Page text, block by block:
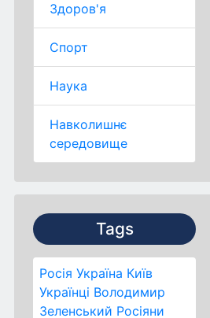
Здоров'я
Спорт
Наука
Навколишнє
середовище
Tags
Росія Україна Київ
Українці Володимир
Зеленський Росіяни